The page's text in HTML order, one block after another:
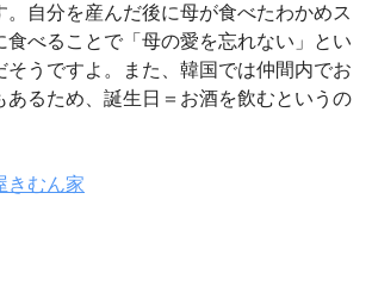
。自分を産んだ後に母が食べたわかめス
食べることで「母の愛を忘れない」とい
そうですよ。また、韓国では仲間内でお
あるため、誕生日＝お酒を飲むというの
きむん家